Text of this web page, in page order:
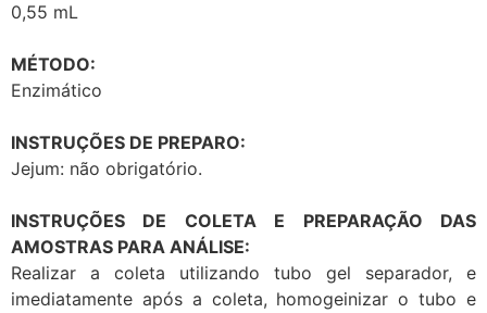
0,55 mL
MÉTODO:
Enzimático
INSTRUÇÕES DE PREPARO:
Jejum: não obrigatório.
INSTRUÇÕES DE COLETA E PREPARAÇÃO DAS
AMOSTRAS PARA ANÁLISE:
Realizar a coleta utilizando tubo gel separador, e
imediatamente após a coleta, homogeinizar o tubo e